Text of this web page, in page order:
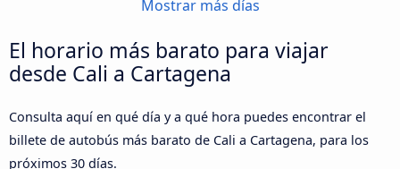
Mostrar más días
El horario más barato para viajar
desde Cali a Cartagena
Consulta aquí en qué día y a qué hora puedes encontrar el
billete de autobús más barato de Cali a Cartagena, para los
próximos 30 días.